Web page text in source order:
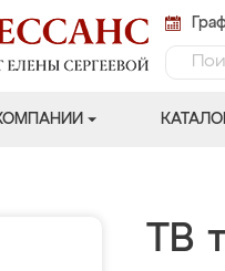
КАТАЛОГ
ТВ